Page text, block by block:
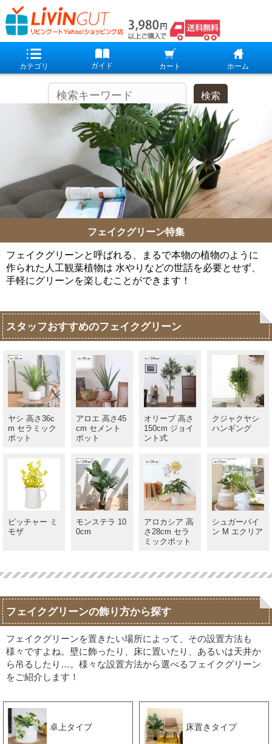
フェイクグリーン特集
フェイクグリーンと呼ばれる、まるで本物の植物のように
作られた人工観葉植物は 水やりなどの世話を必要とせず、
手軽にグリーンを楽しむことができます！
スタッフおすすめのフェイクグリーン
ヤシ 高さ36c
m セラミック
ポット
アロエ 高さ45
cm セメント
ポット
オリーブ 高さ
150cm ジョイ
ント式
クジャクヤシ
ハンギング
ピッチャー ミ
モザ
モンステラ 10
0cm
アロカシア 高
さ28cm セラ
ミックポット
シュガーバイ
ン M エクリア
フェイクグリーンの飾り方から探す
フェイクグリーンを置きたい場所によって、その設置方法も
様々ですよね。壁に飾ったり、床に置いたり、あるいは天井か
ら吊るしたり…。様々な設置方法から選べるフェイクグリーン
をご紹介します！
卓上タイプ 床置きタイプ